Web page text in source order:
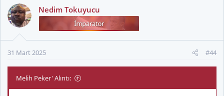
k
i
l
Nedim Tokuyucu
31 Mart 2025 #44
Melih Peker' Alıntı: